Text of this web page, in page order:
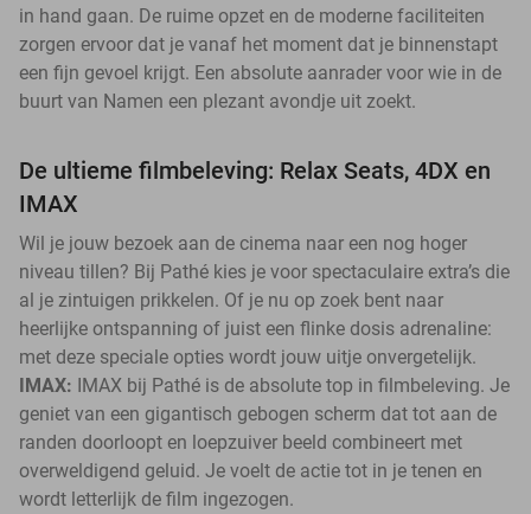
in hand gaan. De ruime opzet en de moderne faciliteiten
zorgen ervoor dat je vanaf het moment dat je binnenstapt
een fijn gevoel krijgt. Een absolute aanrader voor wie in de
buurt van Namen een plezant avondje uit zoekt.
De ultieme filmbeleving: Relax Seats, 4DX en
IMAX
Wil je jouw bezoek aan de cinema naar een nog hoger
niveau tillen? Bij Pathé kies je voor spectaculaire extra’s die
al je zintuigen prikkelen. Of je nu op zoek bent naar
heerlijke ontspanning of juist een flinke dosis adrenaline:
met deze speciale opties wordt jouw uitje onvergetelijk.
IMAX: IMAX bij Pathé is de absolute top in filmbeleving. Je
geniet van een gigantisch gebogen scherm dat tot aan de
randen doorloopt en loepzuiver beeld combineert met
overweldigend geluid. Je voelt de actie tot in je tenen en
wordt letterlijk de film ingezogen.